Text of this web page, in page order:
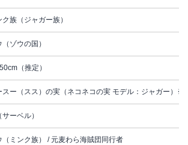
ク族（ジャガー族）
（ゾウの国）
（推定）
スー（スス）の実（ネコネコの実 モデル：ジャガー）※
サーベル）
（ミンク族） / 元麦わら海賊団同行者